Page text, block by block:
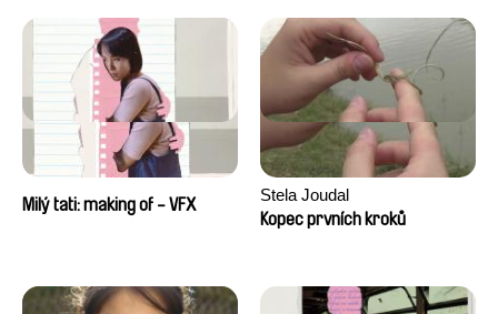
Milý tati: making of - VFX
Stela Joudal
Kopec prvních kroků